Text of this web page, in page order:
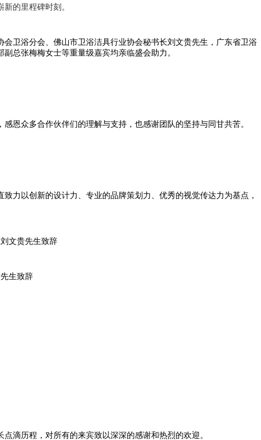
的里程碑时刻。
卫浴分会、佛山市卫浴洁具行业协会秘书长刘文贵先生，广东省卫浴
总张梅梅女士等重量级嘉宾均亲临盛会助力。
恩众多合作伙伴们的理解与支持，也感谢团队的坚持与同甘共苦。
力以创新的设计力、专业的品牌策划力、优秀的视觉传达力为基点，
文贵先生致辞
生致辞
滴历程，对所有的来宾致以深深的感谢和热烈的欢迎。